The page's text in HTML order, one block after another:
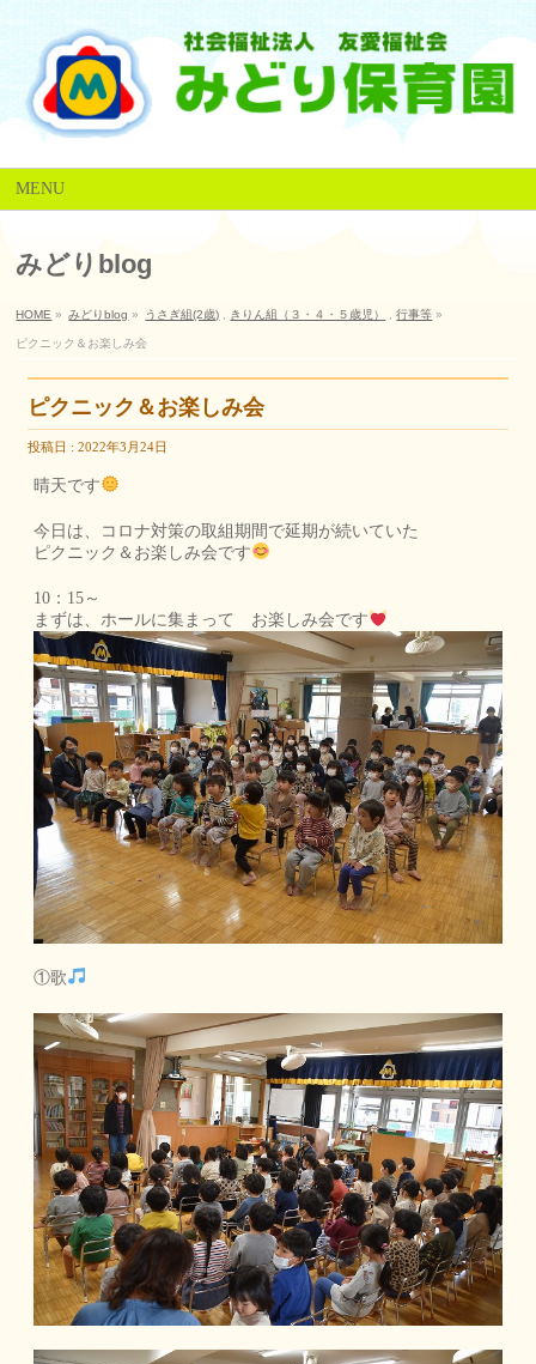
MENU
みどりblog
HOME » みどりblog » うさぎ組(2歳) きりん組（３・４・５歳児） ,行事等 »
ピクニック＆お楽しみ会
ピクニック＆お楽しみ会
投稿日 : 2022年3月24日
晴天です
今日は、コロナ対策の取組期間で延期が続いていた
ピクニック＆お楽しみ会です
10：15～
まずは、ホールに集まって お楽しみ会です
①歌